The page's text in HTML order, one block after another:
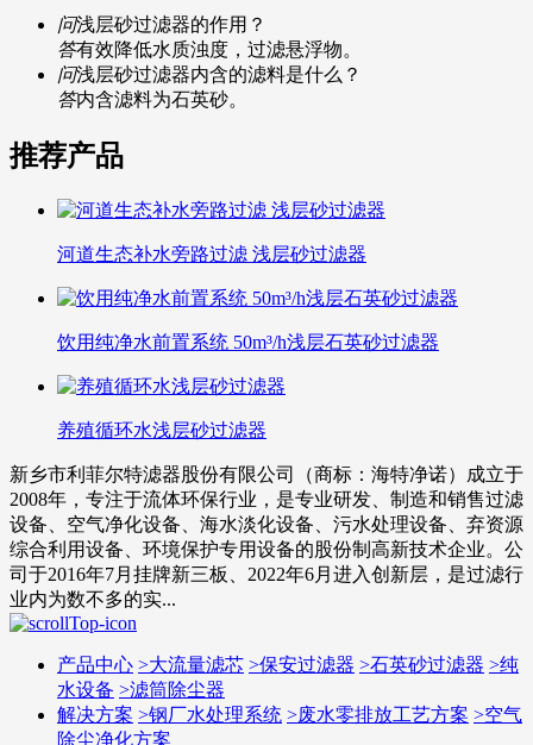
问浅层砂过滤器的作用？
答有效降低水质浊度，过滤悬浮物。
问浅层砂过滤器内含的滤料是什么？
答内含滤料为石英砂。
推荐产品
河道生态补水旁路过滤 浅层砂过滤器
饮用纯净水前置系统 50m³/h浅层石英砂过滤器
养殖循环水浅层砂过滤器
新乡市利菲尔特滤器股份有限公司（商标：海特净诺）成立于
2008年，专注于流体环保行业，是专业研发、制造和销售过滤
设备、空气净化设备、海水淡化设备、污水处理设备、弃资源
综合利用设备、环境保护专用设备的股份制高新技术企业。公
司于2016年7月挂牌新三板、2022年6月进入创新层，是过滤行
业内为数不多的实...
产品中心 >大流量滤芯 >保安过滤器 >石英砂过滤器 >纯
水设备 >滤筒除尘器
解决方案 >钢厂水处理系统 >废水零排放工艺方案 >空气
除尘净化方案